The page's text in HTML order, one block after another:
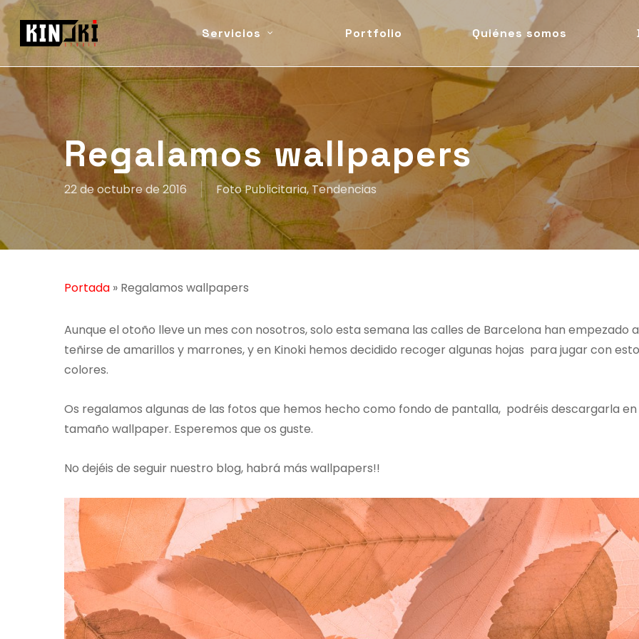
Skip
to
main
content
Servicios Portfolio Quiénes somos
Regalamos wallpapers
22 de octubre de 2016 Foto Publicitaria, Tendencias
Portada » Regalamos wallpapers
Aunque el otoño lleve un mes con nosotros, solo esta semana las calles de Barcelona han empezado a
teñirse de amarillos y marrones, y en Kinoki hemos decidido recoger algunas hojas para jugar con
colores.
Os regalamos algunas de las fotos que hemos hecho como fondo de pantalla, podréis descargarla en
tamaño wallpaper. Esperemos que os guste.
No dejéis de seguir nuestro blog, habrá más wallpapers!!